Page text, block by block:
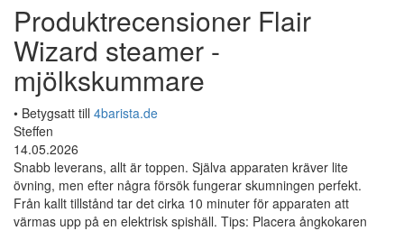
Produktrecensioner Flair
Wizard steamer -
mjölkskummare
• Betygsatt till 4barista.de
Steffen
14.05.2026
Snabb leverans, allt är toppen. Själva apparaten kräver lite
övning, men efter några försök fungerar skumningen perfekt.
Från kallt tillstånd tar det cirka 10 minuter för apparaten att
värmas upp på en elektrisk spishäll. Tips: Placera ångkokaren